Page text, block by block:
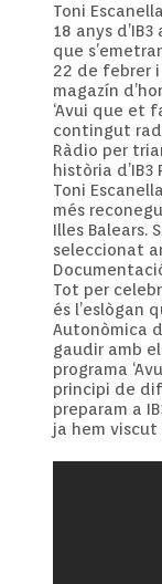
Toni
18 anys
que
22 de febrer i
magazín
‘Avui que et
contingut
Ràdio per
història
Toni
més
Illes Balears.
seleccionat
Tot per
és l’eslògan
Autonòmica
gaudir amb
programa
principi de
preparam a
ja hem viscut